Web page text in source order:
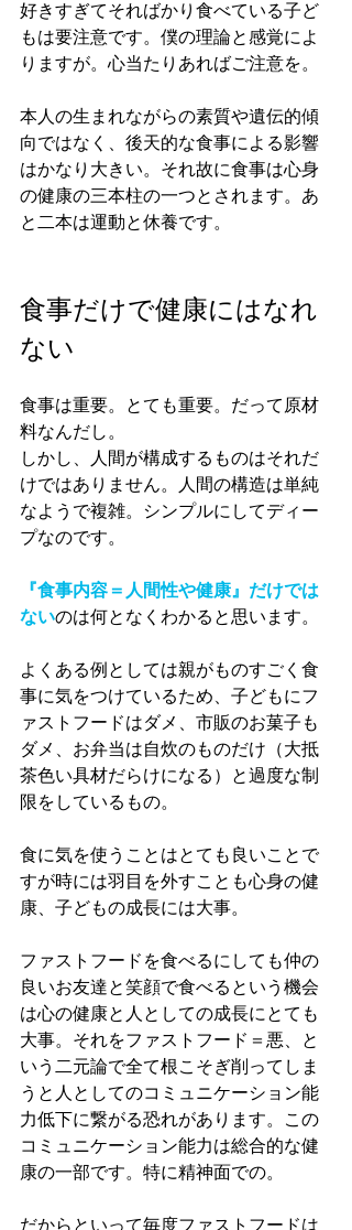
好きすぎてそればかり食べている子ど
もは要注意です。僕の理論と感覚によ
りますが。心当たりあればご注意を。
本人の生まれながらの素質や遺伝的傾
向ではなく、後天的な食事による影響
はかなり大きい。それ故に食事は心身
の健康の三本柱の一つとされます。あ
と二本は運動と休養です。
食事だけで健康にはなれ
ない
食事は重要。とても重要。だって原材
料なんだし。
しかし、人間が構成するものはそれだ
けではありません。人間の構造は単純
なようで複雑。シンプルにしてディー
プなのです。
『食事内容＝人間性や健康』だけでは
ないのは何となくわかると思います。
よくある例としては親がものすごく食
事に気をつけているため、子どもにフ
ァストフードはダメ、市販のお菓子も
ダメ、お弁当は自炊のものだけ（大抵
茶色い具材だらけになる）と過度な制
限をしているもの。
食に気を使うことはとても良いことで
すが時には羽目を外すことも心身の健
康、子どもの成長には大事。
ファストフードを食べるにしても仲の
良いお友達と笑顔で食べるという機会
は心の健康と人としての成長にとても
大事。それをファストフード＝悪、と
いう二元論で全て根こそぎ削ってしま
うと人としてのコミュニケーション能
力低下に繋がる恐れがあります。この
コミュニケーション能力は総合的な健
康の一部です。特に精神面での。